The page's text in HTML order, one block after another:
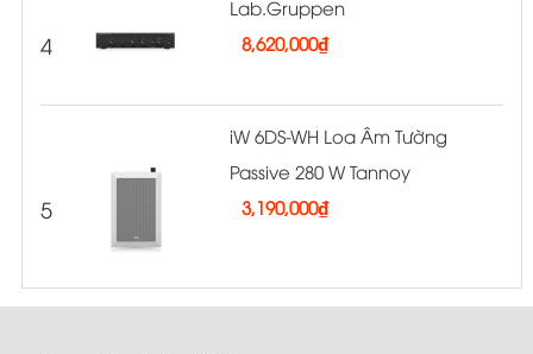
4
Lab.Gruppen
8,620,000₫
5
iW 6DS-WH Loa Âm Tường
Passive 280 W Tannoy
3,190,000₫